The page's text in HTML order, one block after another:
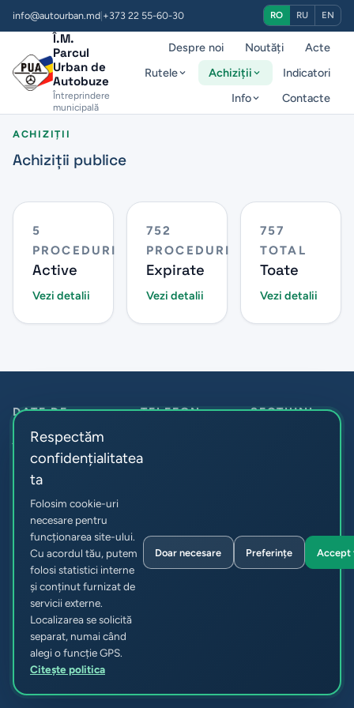
info@autourban.md +373 22 55-60-30 RO RU EN
Î.M.
Parcul
Urban de
Autobuze
Întreprindere
municipală
Despre noi Noutăți
Acte
Rutele
Achiziții
Indicatori
Info
Contacte
ACHIZIȚII
Achiziții publice
5
PROCEDURI
Active
Vezi detalii
752
PROCEDURI
Expirate
Vezi detalii
757
TOTAL
Toate
Vezi detalii
DATE DE
CONTACT
Î.M. Parcul
Autobuze
Republica Moldova,
or. Chișinău str.
Sarmizegetusa 51
info@autourban.md
TELEFON
Resurse umane:
SECȚIUNI
Indicatori
Info
© 2026 Î.M. Parcul Urban de Autobuze. Toate drepturile
rezervate.
Confidențialitate și cookie-uri
Respectăm
confidențialitatea
ta
Folosim cookie-uri
necesare pentru
funcționarea site-ului.
Cu acordul tău, putem
folosi statistici interne
și conținut furnizat de
servicii externe.
Localizarea se solicită
separat, numai când
alegi o funcție GPS.
Citește politica
Doar necesare Preferințe Accept